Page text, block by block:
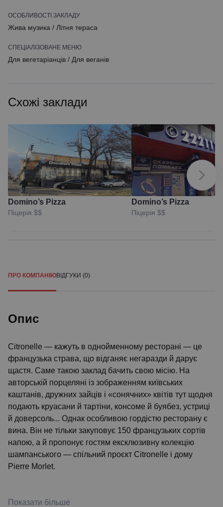
ОСОБЛИВОСТІ ЗАКЛАДУ
Жива музика / Літня тераса
СПЕЦІАЛІЗОВАНЕ МЕНЮ
Для вегетаріанців / Для веганів
Схожі заклади
Domino’s Pizza
Піцерія $$
Domino’s Pizza
Піцерія $$
ПРО КОМПАНІЮВІДГУКИ (0)
Опис
Citronelle — кажуть в однойменному ресторані — це
французька страва, що відганяє негаразди й дарує
щастя. Саме такою заклад бачить свою місію. На
авторській порцеляні із зображенням київських
каштанів, дружних зайців і «сонячних» квітів тут щодня
подають круасани й тартіни, консоме й буябез, устриці
й доверсоль... Однак особливою гордістю ресторану є
вина. Він не тільки закуповує 150 французьких сортів
напою, а й пропонує гостям ексклюзивну колекцію
шампанського — спільний проєкт Citronelle і дому
Pierre Morlet.
Показати більше